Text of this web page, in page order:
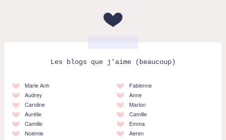
Les blogs que j'aime (beaucoup)
Marie Anh
Audrey
Caroline
Aurélie
Camille
Noémie
Fabienne
Anne
Marion
Camille
Emma
Aeren